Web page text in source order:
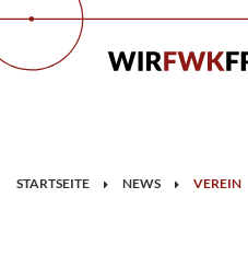
STARTSEITE NEWS VEREIN